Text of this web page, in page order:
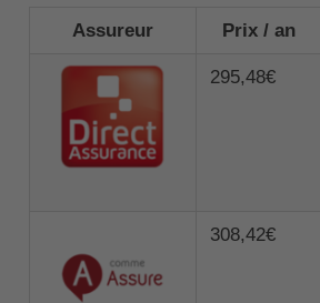
Assureur Prix / an
295,48€
308,42€